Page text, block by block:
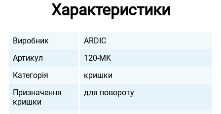
Характеристики
Виробник
ARDIC
Артикул
120-MK
Категорія
кришки
Призначення
кришки
для повороту